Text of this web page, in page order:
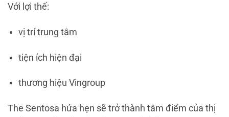
Với lợi thế:
vị trí trung tâm
tiện ích hiện đại
thương hiệu Vingroup
The Sentosa hứa hẹn sẽ trở thành tâm điểm của thị